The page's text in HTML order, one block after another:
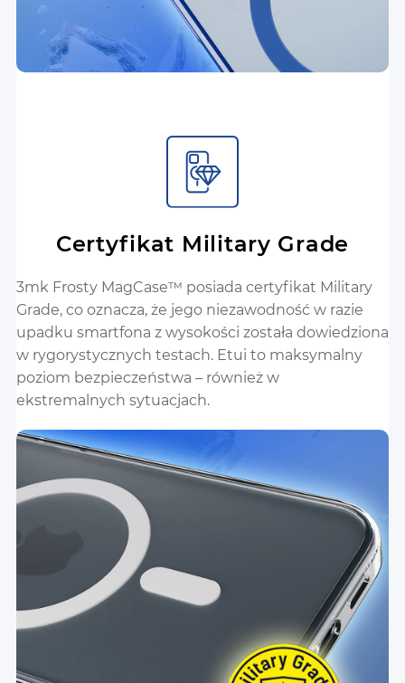
Certyfikat Military Grade
3mk Frosty MagCase™ posiada certyfikat Military
Grade, co oznacza, że jego niezawodność w razie
upadku smartfona z wysokości została dowiedziona
w rygorystycznych testach. Etui to maksymalny
poziom bezpieczeństwa – również w
ekstremalnych sytuacjach.